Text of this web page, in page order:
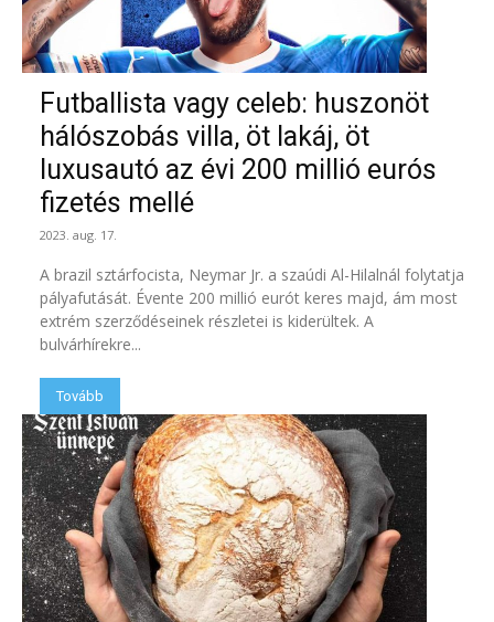
Futballista vagy celeb: huszonöt
hálószobás villa, öt lakáj, öt
luxusautó az évi 200 millió eurós
fizetés mellé
2023. aug. 17.
A brazil sztárfocista, Neymar Jr. a szaúdi Al-Hilalnál folytatja
pályafutását. Évente 200 millió eurót keres majd, ám most
extrém szerződéseinek részletei is kiderültek. A
bulvárhírekre...
Tovább